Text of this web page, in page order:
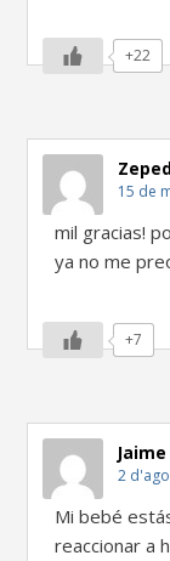
+22
15 de
mil gracias!
ya no me
+7
2
Mi bebé
reaccionar a